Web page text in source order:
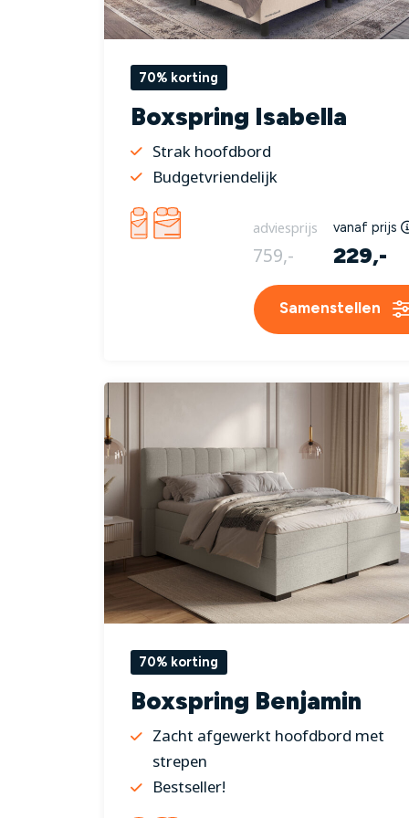
70% korting
Boxspring Isabella
Strak hoofdbord
Budgetvriendelijk
adviesprijs vanaf prijs
759,- 229,-
Samenstellen
70% korting
Boxspring Benjamin
Zacht afgewerkt hoofdbord met
strepen
Bestseller!